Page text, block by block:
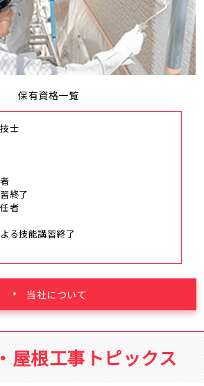
保有資格一覧
士
終了
者
る技能講習終了
当社について
屋根工事トピックス